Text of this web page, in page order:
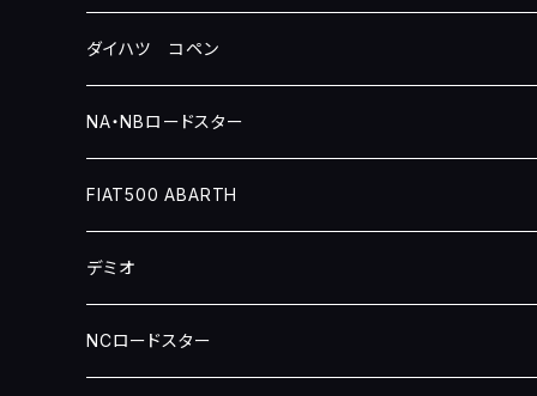
ダイハツ コペン
NA・NBロードスター
FIAT500 ABARTH
デミオ
NCロードスター